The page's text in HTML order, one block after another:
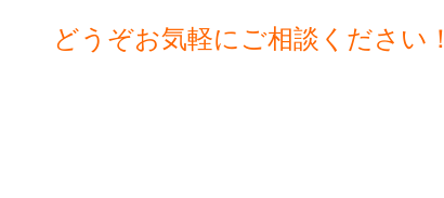
どうぞお気軽にご相談ください！